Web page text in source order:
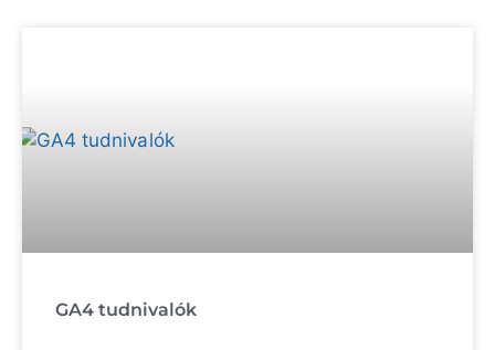
GA4 tudnivalók